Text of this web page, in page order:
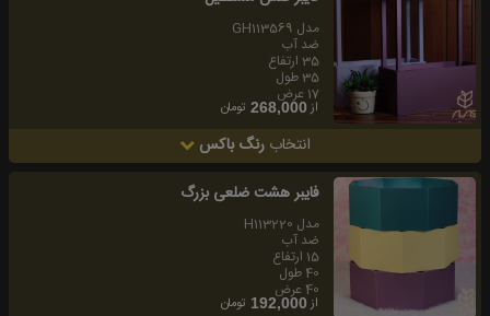
مدل GH113569
ضد آب
35 ارتفاع
35 طول
17 عرض
از268,000 تومان
انتخاب رنگ باکس
فايبر هشت ضلعى بزرگ
مدل H113220
ضد آب
15 ارتفاع
40 طول
40 عرض
از192,000 تومان